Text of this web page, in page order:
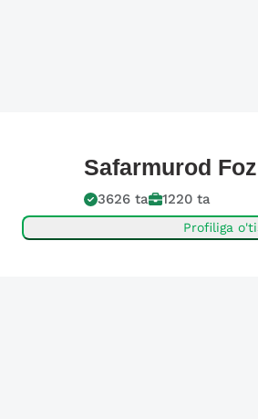
Safarmurod
3626 ta 1220 ta
Profiliga